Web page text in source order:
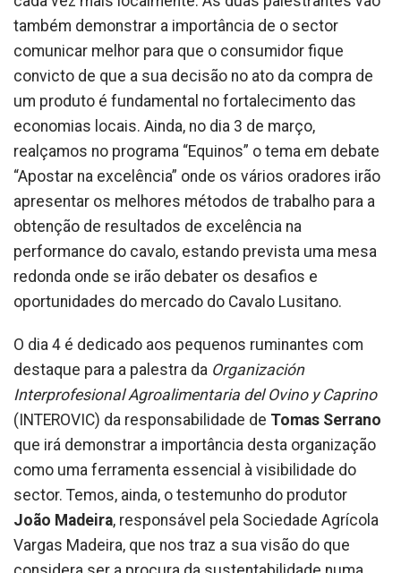
também demonstrar a importância de o sector
comunicar melhor para que o consumidor fique
convicto de que a sua decisão no ato da compra de
um produto é fundamental no fortalecimento das
economias locais. Ainda, no dia 3 de março,
realçamos no programa “Equinos” o tema em debate
“Apostar na excelência” onde os vários oradores irão
apresentar os melhores métodos de trabalho para a
obtenção de resultados de excelência na
performance do cavalo, estando prevista uma mesa
redonda onde se irão debater os desafios e
oportunidades do mercado do Cavalo Lusitano.
O dia 4 é dedicado aos pequenos ruminantes com
destaque para a palestra da Organización
Interprofesional Agroalimentaria del Ovino y Caprino
(INTEROVIC) da responsabilidade de Tomas Serrano
que irá demonstrar a importância desta organização
como uma ferramenta essencial à visibilidade do
sector. Temos, ainda, o testemunho do produtor
João Madeira, responsável pela Sociedade Agrícola
Vargas Madeira, que nos traz a sua visão do que